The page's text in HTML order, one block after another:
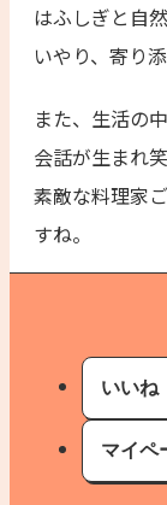
はふしぎと自
いやり、寄り
また、生活の
会話が生まれ
素敵な料理家
すね。
いいね
いいね
マイペ
保存済